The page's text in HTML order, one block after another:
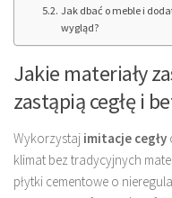
Jak dbać o meble i
wygląd?
Jakie materiały
zastąpią cegłę i
Wykorzystaj imitacje cegły
klimat bez tradycyjnych
płytki cementowe o